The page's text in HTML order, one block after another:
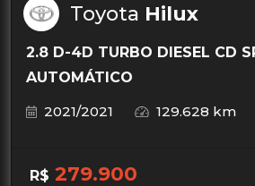
Toyota Hilux
2.8 D-4D TURBO DIESEL CD
AUTOMÁTICO
2021/2021
129.628 km
R$ 279.900